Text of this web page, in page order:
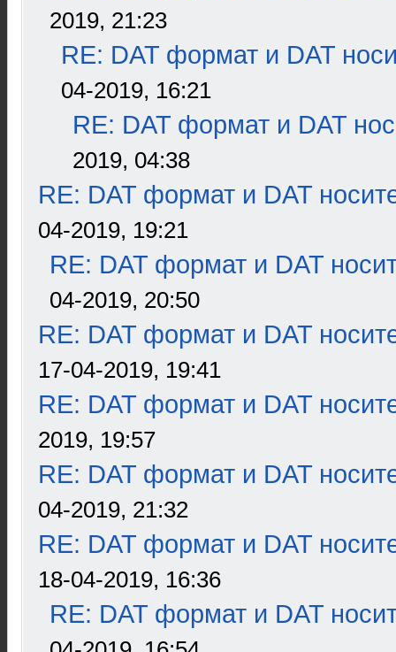
2019, 21:23
RE: DAT формат и DAT
04-2019, 16:21
RE: DAT формат и DAT
2019, 04:38
RE: DAT формат и DAT
04-2019, 19:21
RE: DAT формат и DAT
04-2019, 20:50
RE: DAT формат и DAT
17-04-2019, 19:41
RE: DAT формат и DAT
2019, 19:57
RE: DAT формат и DAT
04-2019, 21:32
RE: DAT формат и DAT
18-04-2019, 16:36
RE: DAT формат и DAT